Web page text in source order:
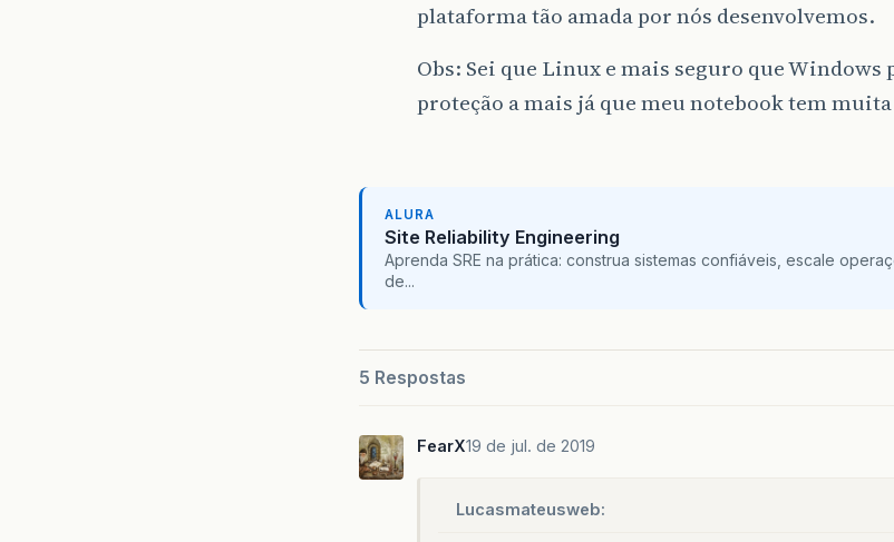
plataforma tão amada por nós desenvolvemos.
Obs: Sei que Linux e mais seguro que
proteção a mais já que meu notebook tem
ALURA
Site Reliability Engineering
Aprenda SRE na prática: construa sistemas confiáveis, escale
de...
5 Respostas
FearX19 de jul. de 2019
Lucasmateusweb: